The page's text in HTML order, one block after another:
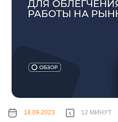
18.09.2023 12 МИНУТ